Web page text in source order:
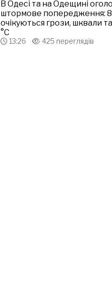
В Одесі та на Одещині
штормове попередження:
очікуються грози, шквали
°С
13:26 425 переглядів